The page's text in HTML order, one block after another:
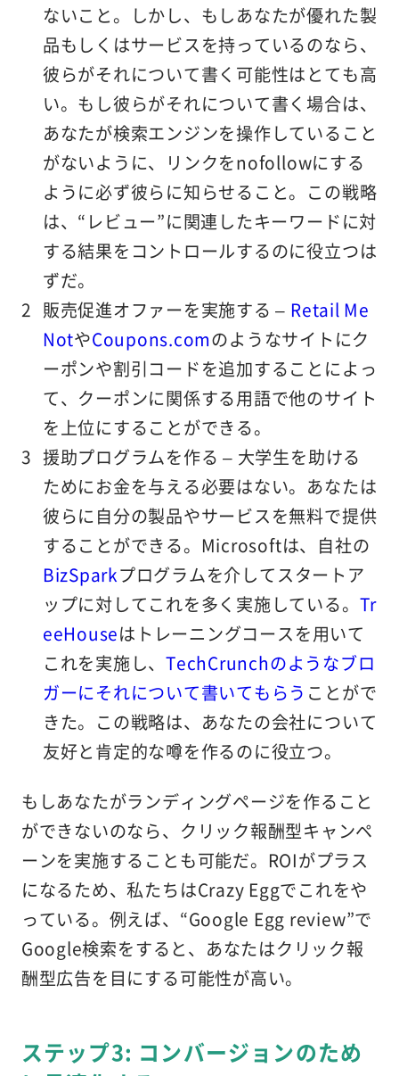
ないこと。しかし、もしあなたが優れた製
品もしくはサービスを持っているのなら、
彼らがそれについて書く可能性はとても高
い。もし彼らがそれについて書く場合は、
あなたが検索エンジンを操作していること
がないように、リンクをnofollowにする
ように必ず彼らに知らせること。この戦略
は、“レビュー”に関連したキーワードに対
する結果をコントロールするのに役立つは
ずだ。
販売促進オファーを実施する – Retail Me
NotやCoupons.comのようなサイトにク
ーポンや割引コードを追加することによっ
て、クーポンに関係する用語で他のサイト
を上位にすることができる。
援助プログラムを作る – 大学生を助ける
ためにお金を与える必要はない。あなたは
彼らに自分の製品やサービスを無料で提供
することができる。Microsoftは、自社の
BizSparkプログラムを介してスタートア
ップに対してこれを多く実施している。 Tr
eeHouseはトレーニングコースを用いて
これを実施し、TechCrunchのようなブロ
ガーにそれについて書いてもらう ことがで
きた。この戦略は、あなたの会社について
友好と肯定的な噂を作るのに役立つ。
もしあなたがランディングページを作ること
ができないのなら、クリック報酬型キャンペ
ーンを実施することも可能だ。ROIがプラス
になるため、私たちはCrazy Eggでこれをや
っている。例えば、“Google Egg review”で
Google検索をすると、あなたはクリック報
酬型広告を目にする可能性が高い。
ステップ3: コンバージョンのため